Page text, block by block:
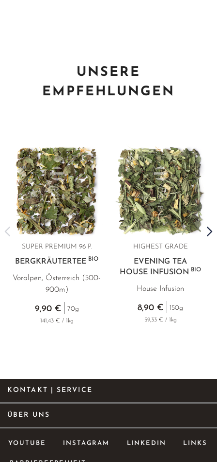
UNSERE
EMPFEHLUNGEN
SUPER PREMIUM 96 P.
BERGKRÄUTERTEE BIO
Voralpen, Österreich (500-
900m)
9,90 € 70g
141,43 € / 1kg
HIGHEST GRADE
EVENING TEA
HOUSE INFUSION
BIO
House Infusion
8,90 € 150g
59,33 € / 1kg
KONTAKT | SERVICE
ÜBER UNS
YOUTUBE INSTAGRAM LINKEDIN LINKS